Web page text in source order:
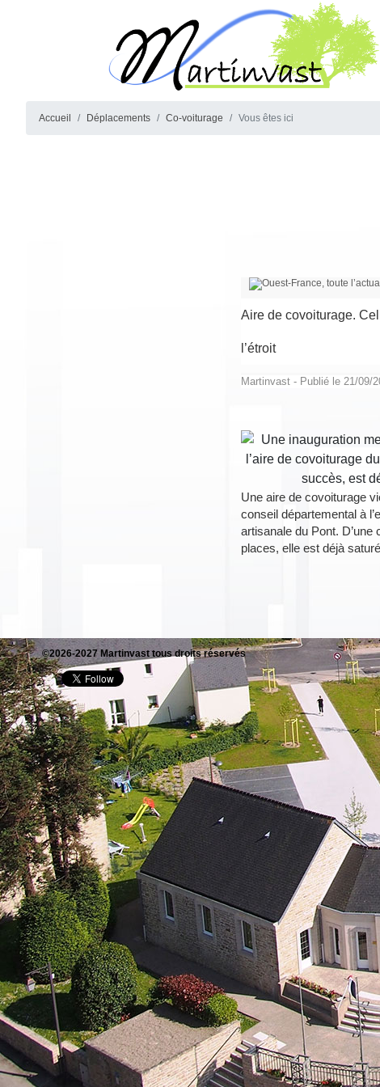
Accueil Déplacements Co-voiturage Vous êtes ici
Aire de covoiturage.
l’étroit
Martinvast - Publié le 21/09/
Une aire de covoiturage
conseil départemental à
artisanale du Pont. D’une
places, elle est déjà
©2026-2027 Martinvast tous droits réservés